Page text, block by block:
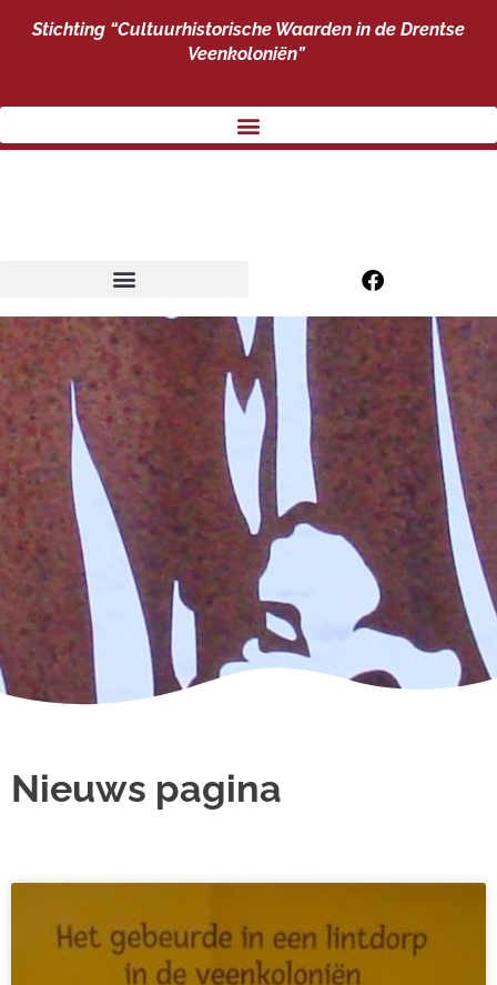
Stichting “Cultuurhistorische Waarden in de Drentse
Veenkoloniën”
Nieuws pagina